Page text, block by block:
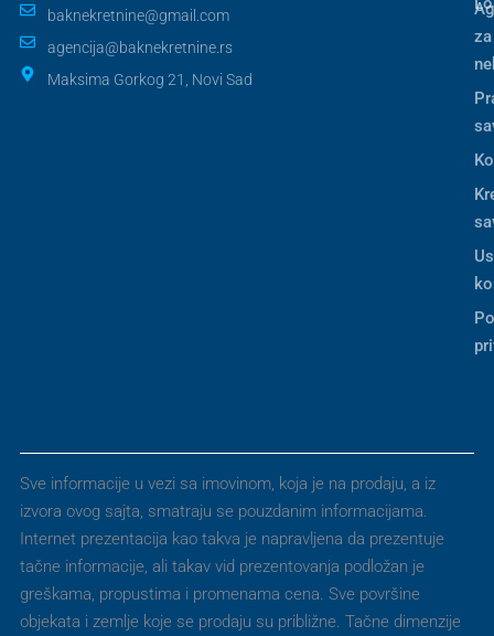
baknekretnine@gmail.com
agencija@baknekretnine.rs
Maksima Gorkog 21, Novi Sad
za
Sve informacije u vezi sa imovinom, koja je na prodaju, a iz
izvora ovog sajta, smatraju se pouzdanim informacijama.
Internet prezentacija kao takva je napravljena da prezentuje
tačne informacije, ali takav vid prezentovanja podložan je
greškama, propustima i promenama cena. Sve površine
objekata i zemlje koje se prodaju su približne. Tačne dimenzije